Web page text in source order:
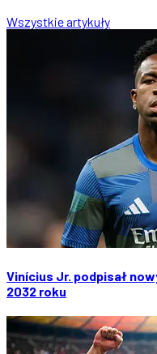
Wszystkie artykuły
Vinícius Jr. podpisał
2032 roku